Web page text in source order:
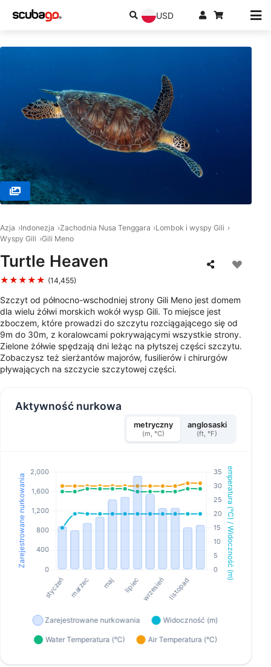
USD
Azja Indonezja Zachodnia Nusa Tenggara
Lombok i wyspy Gili
Wyspy Gili
Gili Meno
Turtle Heaven
★★★★★ (14,455)
Szczyt od północno-wschodniej strony Gili Meno jest domem
dla wielu żółwi morskich wokół wysp Gili. To miejsce jest
zboczem, które prowadzi do szczytu rozciągającego się od
9m do 30m, z koralowcami pokrywającymi wszystkie strony.
Zielone żółwie spędzają dni leżąc na płytszej części szczytu.
Zobaczysz też sierżantów majorów, fusilierów i chirurgów
pływających na szczycie szczytowej części.
Aktywność nurkowa
metryczny
(m, °C)
anglosaski
(ft, °F)